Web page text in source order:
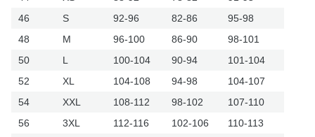
46
S 92-96 82-86
95-98
48
M 96-100 86-90
98-101
50
L 100-104 90-94
101-104
52
XL 104-108 94-98
104-107
54
XXL 108-112 98-102
107-110
56
3XL 112-116 102-106
110-113